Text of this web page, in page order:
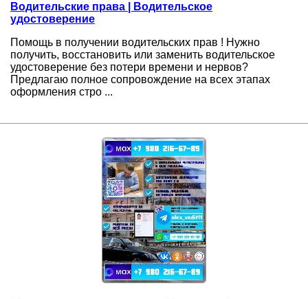
Водительские права | Водительское
удостоверение
Помощь в получении водительских прав ! Нужно
получить, восстановить или заменить водительское
удостоверение без потери времени и нервов?
Предлагаю полное сопровождение на всех этапах
оформления стро ...